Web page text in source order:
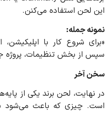
این لحن استفاده می‌کنن.
نمونه جمله:
«برای شروع کار با اپلیکیشن،
سپس از بخش تنظیمات، پروژه
سخن آخر
در نهایت، لحن برند یکی از
است. چیزی که باعث می‌شود